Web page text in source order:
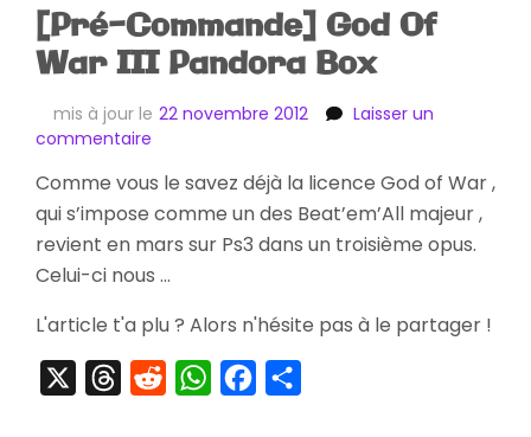
[Pré-Commande] God Of
War III Pandora Box
mis à jour le 22 novembre 2012
Laisser un
commentaire
Commande]
God
Of
III
Pandora
Box
Comme vous le savez déjà la licence God of War ,
qui s’impose comme un des Beat’em’All majeur ,
revient en mars sur Ps3 dans un troisième opus.
Celui-ci nous …
L'article t'a plu ? Alors n'hésite pas à le partager !
ThreadsRedditWhatsAppFacebook